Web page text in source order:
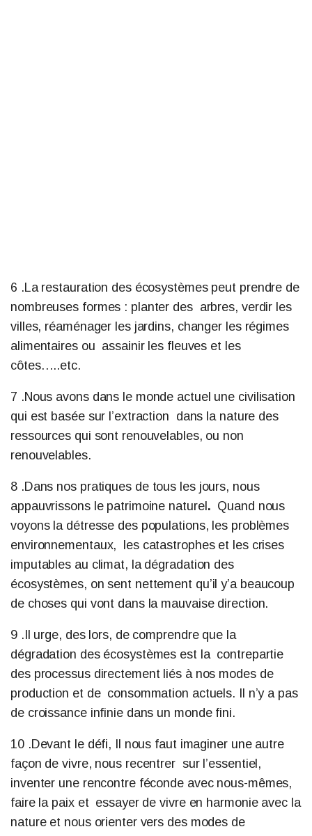
6 .La restauration des écosystèmes peut prendre de
nombreuses formes : planter des arbres, verdir les
villes, réaménager les jardins, changer les régimes
alimentaires ou assainir les fleuves et les
côtes…..etc.
7 .Nous avons dans le monde actuel une civilisation
qui est basée sur l’extraction dans la nature des
ressources qui sont renouvelables, ou non
renouvelables.
8 .Dans nos pratiques de tous les jours, nous
appauvrissons le patrimoine naturel . Quand nous
voyons la détresse des populations, les problèmes
environnementaux, les catastrophes et les crises
imputables au climat, la dégradation des
écosystèmes, on sent nettement qu’il y’a beaucoup
de choses qui vont dans la mauvaise direction.
9 .Il urge, des lors, de comprendre que la
dégradation des écosystèmes est la contrepartie
des processus directement liés à nos modes de
production et de consommation actuels. Il n’y a pas
de croissance infinie dans un monde fini.
10 .Devant le défi, Il nous faut imaginer une autre
façon de vivre, nous recentrer sur l’essentiel,
inventer une rencontre féconde avec nous-mêmes,
faire la paix et essayer de vivre en harmonie avec la
nature et nous orienter vers des modes de